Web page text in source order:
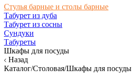
Стулья барные и столы барные
Табурет из дуба
Табурет из сосны
Сундуки
Табуреты
Шкафы для посуды
Назад
Каталог/Столовая/Шкафы для посуды